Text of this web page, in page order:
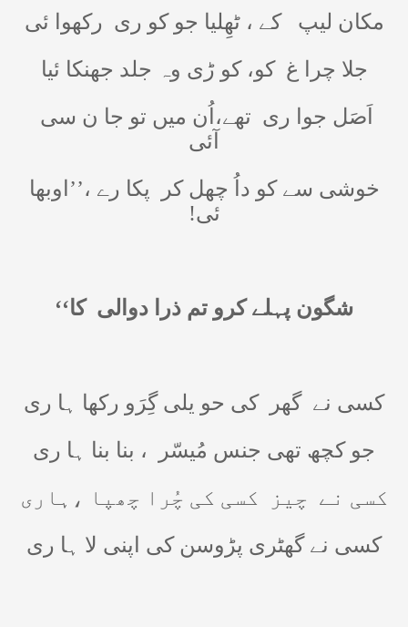
مکان لیپ کے ، ٹھِلیا جو کو ری رکھوا ئی
جلا چرا غ کو، کو ڑی وہ جلد جھنکا ئیا
اَصَل جوا ری تھے،اُن میں تو جا ن سی
آئی
خوشی سے کو داُ چھل کر
پکا رے ،’’اوبھا
ئی!
شگون پہلے کرو تم ذرا دوالی کا‘‘
کسی نے گھر
کی حو یلی گِرَو رکھا ہا ری
جو کچھ تھی جنس مُیسّر
، بنا بنا ہا ری
کسی نے چیز
کسی کی چُرا چھپا ،ہاری
کسی نے گھٹری پڑوسن کی اپنی لا ہا ری